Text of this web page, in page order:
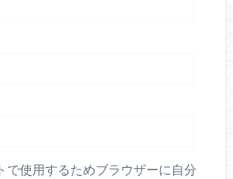
で使用するためブラウザーに自分